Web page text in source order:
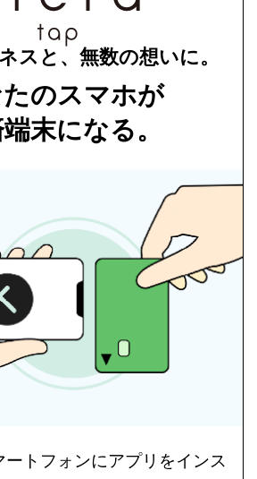
スと、無数の想いに。
のスマホが
末になる。
トフォンにアプリをインス